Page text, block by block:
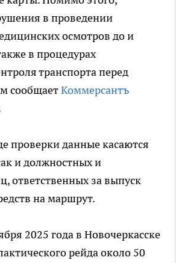
в проведении
осмотров до и
в процедурах
транспорта перед
сообщаетКоммерсантъ
проверки данные касаются
и должностных и
ответственных за выпуск
на маршрут.
2025 года в Новочеркасске
рейда около 50